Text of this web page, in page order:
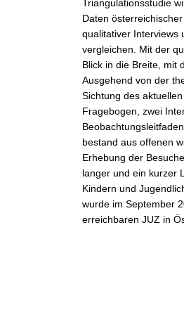
Triangulationsstudie
Daten
qualitativer Interviews
vergleichen. Mit der
Blick in die Breite, mit
Ausgehend von der
Sichtung des
Fragebogen, zwei
bestand aus offenen
Erhebung der
langer und ein kurzer
Kindern und
wurde im September
erreichbaren JUZ in